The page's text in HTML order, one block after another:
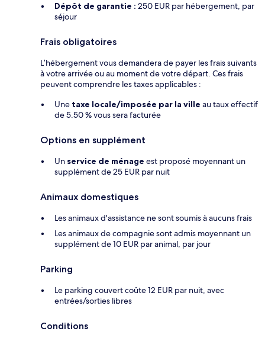
Dépôt de garantie : 250 EUR par hébergement, par
séjour
Frais obligatoires
L’hébergement vous demandera de payer les frais suivants
à votre arrivée ou au moment de votre départ. Ces frais
peuvent comprendre les taxes applicables :
Une taxe locale/imposée par la ville au taux effectif
de 5.50 % vous sera facturée
Options en supplément
Un service de ménage est proposé moyennant un
supplément de 25 EUR par nuit
Animaux domestiques
Les animaux d'assistance ne sont soumis à aucuns frais
Les animaux de compagnie sont admis moyennant un
supplément de 10 EUR par animal, par jour
Parking
Le parking couvert coûte 12 EUR par nuit, avec
entrées/sorties libres
Conditions